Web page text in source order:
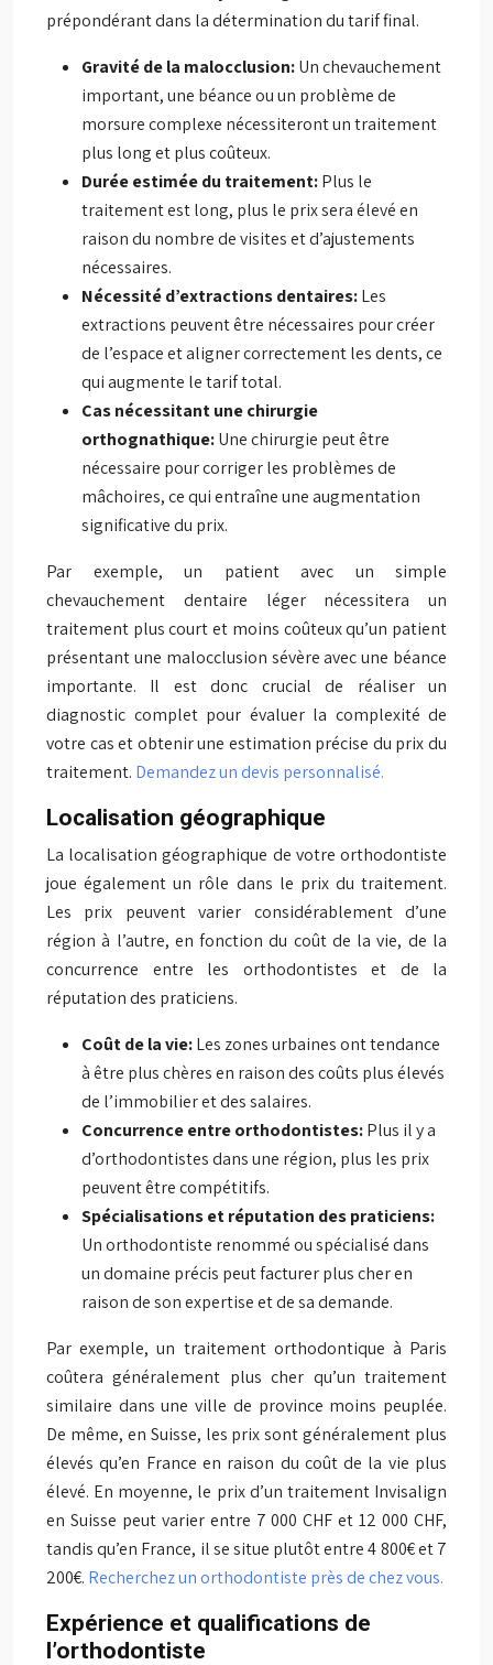
prépondérant dans la détermination du tarif final.
Gravité de la malocclusion:Un chevauchement
important, une béance ou un problème de
morsure complexe nécessiteront un traitement
plus long et plus coûteux.
Durée estimée du traitement:Plus le
traitement est long, plus le prix sera élevé en
raison du nombre de visites et d’ajustements
nécessaires.
Nécessité d’extractions dentaires:Les
extractions peuvent être nécessaires pour créer
de l’espace et aligner correctement les dents, ce
qui augmente le tarif total.
Cas nécessitant une chirurgie
orthognathique:Une chirurgie peut être
nécessaire pour corriger les problèmes de
mâchoires, ce qui entraîne une augmentation
significative du prix.
Par exemple, un patient avec un simple
chevauchement dentaire léger nécessitera un
traitement plus court et moins coûteux qu’un patient
présentant une malocclusion sévère avec une béance
importante. Il est donc crucial de réaliser un
diagnostic complet pour évaluer la complexité de
votre cas et obtenir une estimation précise du prix du
traitement. Demandez un devis personnalisé.
Localisation géographique
La localisation géographique de votre orthodontiste
joue également un rôle dans le prix du traitement.
Les prix peuvent varier considérablement d’une
région à l’autre, en fonction du coût de la vie, de la
concurrence entre les orthodontistes et de la
réputation des praticiens.
Coût de la vie:Les zones urbaines ont tendance
à être plus chères en raison des coûts plus élevés
de l’immobilier et des salaires.
Concurrence entre orthodontistes:Plus il y a
d’orthodontistes dans une région, plus les prix
peuvent être compétitifs.
Spécialisations et réputation des praticiens:
Un orthodontiste renommé ou spécialisé dans
un domaine précis peut facturer plus cher en
raison de son expertise et de sa demande.
Par exemple, un traitement orthodontique à Paris
coûtera généralement plus cher qu’un traitement
similaire dans une ville de province moins peuplée.
De même, en Suisse, les prix sont généralement plus
élevés qu’en France en raison du coût de la vie plus
élevé. En moyenne, le prix d’un traitement Invisalign
en Suisse peut varier entre 7 000 CHF et 12 000 CHF,
tandis qu’en France, il se situe plutôt entre 4 800€ et 7
200€. Recherchez un orthodontiste près de chez vous.
Expérience et qualifications de
l’orthodontiste